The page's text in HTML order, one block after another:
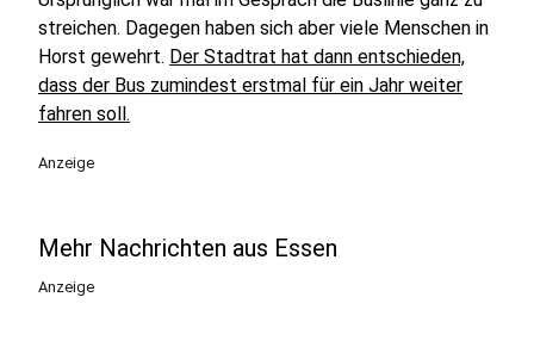
streichen. Dagegen haben sich aber viele Menschen in
Horst gewehrt. Der Stadtrat hat dann entschieden,
dass der Bus zumindest erstmal für ein Jahr weiter
fahren soll.
Anzeige
Mehr Nachrichten aus Essen
Anzeige